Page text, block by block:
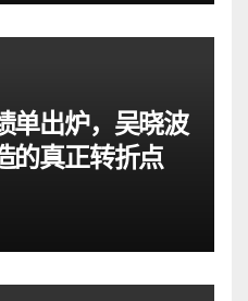
单出炉，吴晓波
的真正转折点